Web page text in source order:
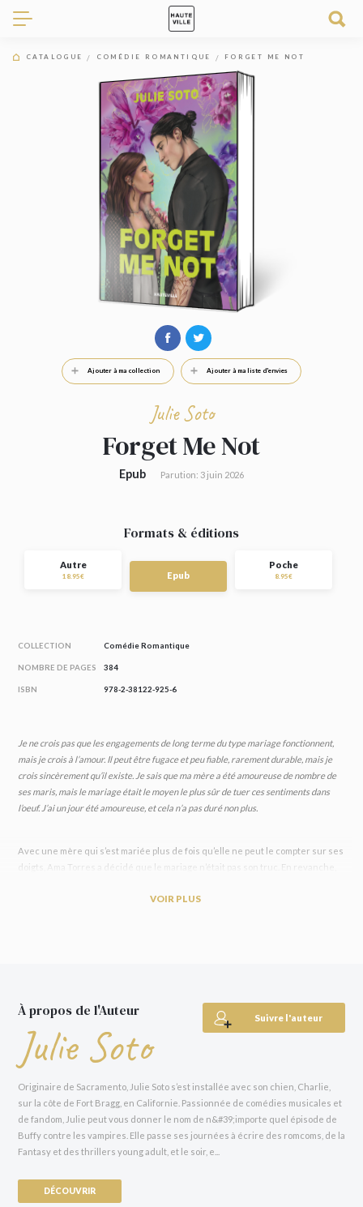
CATALOGUE COMÉDIE ROMANTIQUE FORGET ME NOT
Ajouter à ma collection Ajouter à ma liste d'envies
Julie Soto
Forget Me Not
Epub Parution: 3 juin 2026
Formats & éditions
Autre
18.95€ Epub
Poche
8.95€
COLLECTION Comédie Romantique
NOMBRE DE PAGES 384
ISBN 978-2-38122-925-6
Je ne crois pas que les engagements de long terme du type mariage fonctionnent,
mais je crois à l’amour. Il peut être fugace et peu fiable, rarement durable, mais je
crois sincèrement qu’il existe. Je sais que ma mère a été amoureuse de nombre de
ses maris, mais le mariage était le moyen le plus sûr de tuer ces sentiments dans
l’oeuf. J’ai un jour été amoureuse, et cela n’a pas duré non plus.
Avec une mère qui s’est mariée plus de fois qu’elle ne peut le compter sur ses
doigts, Ama Torres a décidé que le mariage n’était pas son truc. En revanche,
célébrissime lui demande de planifier la cérémonie, un léger problème se
« Julie Soto est mon autrice préférée, point barre. Je lirai tout ce qu’elle écrira.
, autrice de The Love Hypothesis
« Un bouquet d’épines et de roses… un régal pour celles et ceux qui aiment les
mariages et les fleuristes sexy. »
VOIR PLUS
Suivre l'auteur
À propos de l'Auteur
Julie Soto
Originaire de Sacramento, Julie Soto s’est installée avec son chien, Charlie,
sur la côte de Fort Bragg, en Californie. Passionnée de comédies musicales et
de fandom, Julie peut vous donner le nom de n&#39;importe quel épisode de
Buffy contre les vampires. Elle passe ses journées à écrire des romcoms, de la
Fantasy et des thrillers young adult, et le soir, e...
DÉCOUVRIR